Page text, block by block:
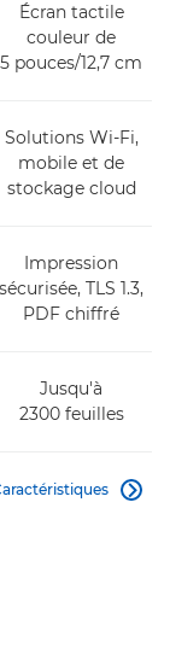
Écran tactile
couleur de
5 pouces/12,7 cm
Solutions Wi-Fi,
mobile et de
stockage cloud
Impression
sécurisée, TLS 1.3,
PDF chiffré
Jusqu'à
2300 feuilles
